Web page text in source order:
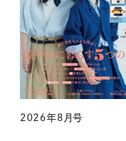
2026年8月号